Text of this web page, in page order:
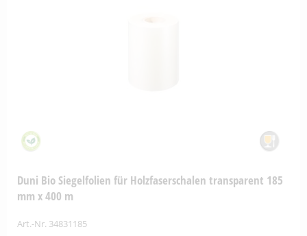
Duni Bio Siegelfolien für Holzfaserschalen transparent 185
mm x 400 m
Art.-Nr. 34831185